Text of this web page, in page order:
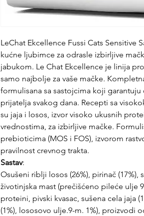
LeChat Ekcellence Fussi Cats Sensitive
kućne ljubimce za odrasle izbirljive
jabukom. Le Chat Ekcellence je linija
samo najbolje za vaše mačke.
formulisana sa sastojcima koji
prijatelja svakog dana. Recepti sa
su jaja i losos, izvor visoko ukusnih
vrednostima, za izbirljive mačke.
prebioticima (MOS i FOS), izvorom
pravilnost crevnog trakta.
Sastav:
Osušeni riblji losos (26%), pirinač
životinjska mast (prečišćeno pileće ulje
proteini, pivski kvasac, sušena cela jaja
(1%), lososovo ulje.9-m. 1%), proizvodi